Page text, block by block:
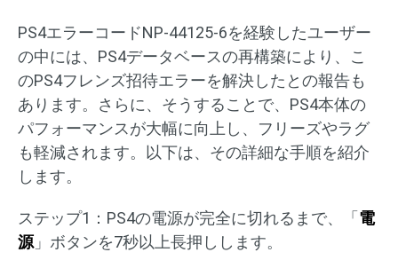
PS4エラーコードNP-44125-6を経験したユーザー
の中には、PS4データベースの再構築により、こ
のPS4フレンズ招待エラーを解決したとの報告も
あります。さらに、そうすることで、PS4本体の
パフォーマンスが大幅に向上し、フリーズやラグ
も軽減されます。以下は、その詳細な手順を紹介
します。
ステップ1：PS4の電源が完全に切れるまで、「 電
源 」ボタンを7秒以上長押しします。